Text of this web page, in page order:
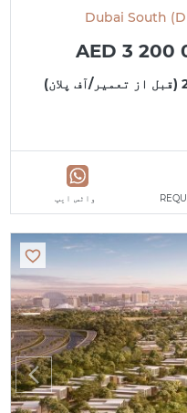
Dubai South
AED 3 200
واٹس ایپ